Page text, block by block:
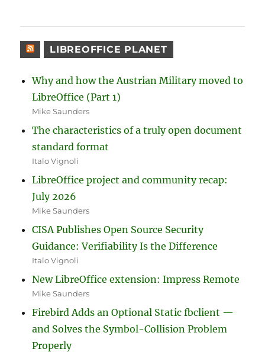
LIBREOFFICE PLANET
Why and how the Austrian Military moved to
LibreOffice (Part 1)
Mike Saunders
The characteristics of a truly open document
standard format
Italo Vignoli
LibreOffice project and community recap:
July 2026
Mike Saunders
CISA Publishes Open Source Security
Guidance: Verifiability Is the Difference
Italo Vignoli
New LibreOffice extension: Impress Remote
Mike Saunders
Firebird Adds an Optional Static fbclient —
and Solves the Symbol-Collision Problem
Properly